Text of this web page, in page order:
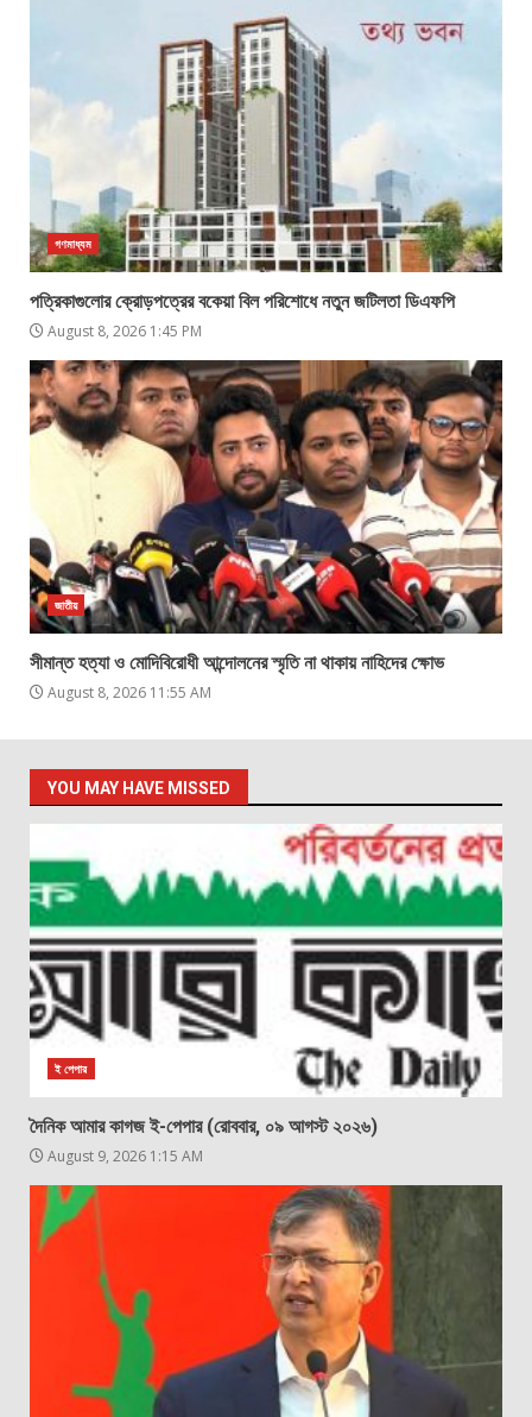
গণমাধ্যম
পত্রিকাগুলোর ক্রোড়পত্রের বকেয়া বিল পরিশোধে নতুন জটিলতা ডিএফপি
August 8, 2026 1:45 PM
জাতীয়
সীমান্ত হত্যা ও মোদিবিরোধী আন্দোলনের স্মৃতি না থাকায় নাহিদের ক্ষোভ
August 8, 2026 11:55 AM
YOU MAY HAVE MISSED
ই পেপার
দৈনিক আমার কাগজ ই-পেপার (রোববার, ০৯ আগস্ট ২০২৬)
August 9, 2026 1:15 AM